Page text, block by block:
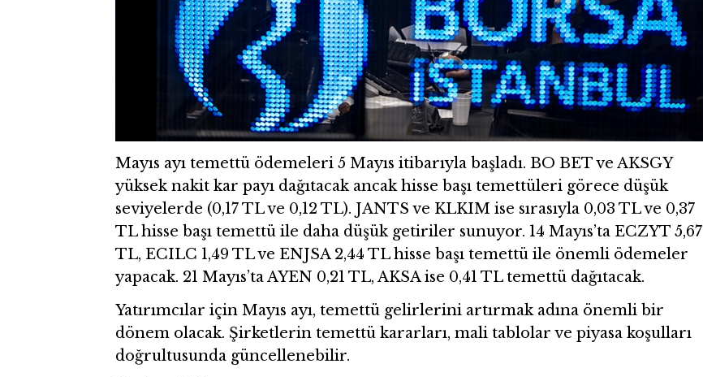
Mayıs ayı temettü ödemeleri 5 Mayıs itibarıyla başladı. BO BET ve AKSGY
yüksek nakit kar payı dağıtacak ancak hisse başı temettüleri görece düşük
seviyelerde (0,17 TL ve 0,12 TL). JANTS ve KLKIM ise sırasıyla 0,03 TL ve 0,37
TL hisse başı temettü ile daha düşük getiriler sunuyor. 14 Mayıs’ta ECZYT 5,67
TL, ECILC 1,49 TL ve ENJSA 2,44 TL hisse başı temettü ile önemli ödemeler
yapacak. 21 Mayıs’ta AYEN 0,21 TL, AKSA ise 0,41 TL temettü dağıtacak.
Yatırımcılar için Mayıs ayı, temettü gelirlerini artırmak adına önemli bir
dönem olacak. Şirketlerin temettü kararları, mali tablolar ve piyasa koşulları
doğrultusunda güncellenebilir.